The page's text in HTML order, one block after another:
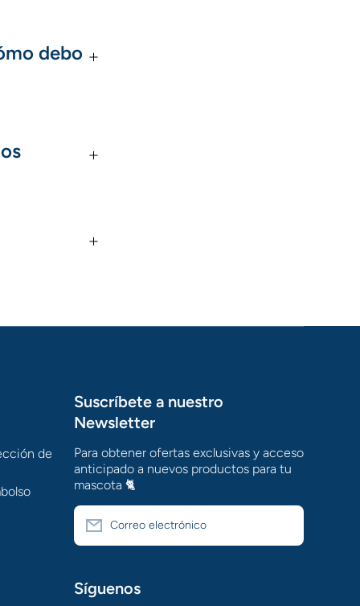
debo
de
Suscríbete a nuestro
Newsletter
Para obtener ofertas exclusivas y acceso
anticipado a nuevos productos para tu
mascota 🐈
Correo electrónico
Síguenos